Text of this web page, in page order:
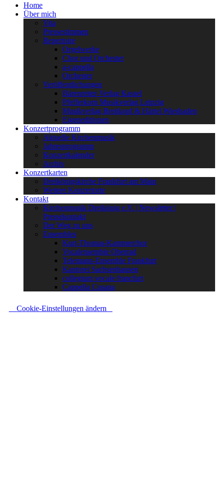
Home
Über mich
Vita
Pressestimmen
Repertoire
Orgelwerke
Chor und Orchester
a-cappella
Orchester
Veröffentlichungen
Bärenreiter-Verlag Kassel
Pfefferkorn Musikverlag Leipzig
Musikverlag Breitkopf & Härtel Wiesbaden
Eigeneditionen
Konzertprogramm
Aktuelle Kirchenmusik
Jahresprogramm
Konzertkalender
Archiv
Konzertkarten
Dreikönigskirche Frankfurt am Main
Weitere Konzertorte
Kontakt
Kirchenmusik Dreikönig e.V. | Newsletter |
Pressekontakt
Der Weg zu uns
Ensembles
Kurt-Thomas-Kammerchor
Vocalensemble Oberrad
Telemann-Ensemble Frankfurt
Kantorei Sachsenhausen
collegium vocale francfurt
Cappella Cusana
Cookie-Einstellungen ändern